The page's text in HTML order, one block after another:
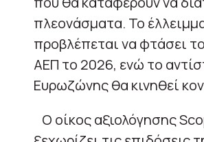
πλεονάσματα. Το
προβλέπεται να φτάσει
ΑΕΠ το 2026, ενώ το
Ευρωζώνης θα κινηθεί
Ο οίκος αξιολόγησης